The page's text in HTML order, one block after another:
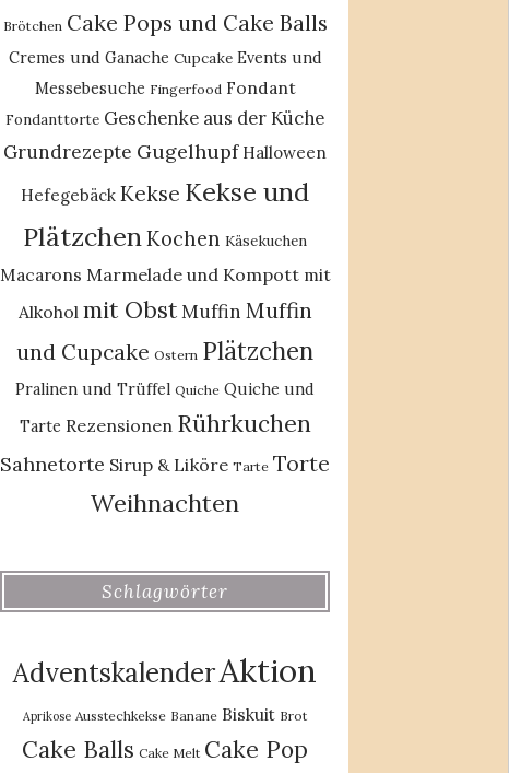
Brötchen Cake Pops und Cake Balls
Cremes und Ganache Cupcake Events und
Messebesuche Fingerfood Fondant
Fondanttorte Geschenke aus der Küche
Grundrezepte Gugelhupf Halloween
Hefegebäck Kekse Kekse und
PlätzchenKochen Käsekuchen
Macarons Marmelade und Kompott mit
Alkohol mit Obst Muffin Muffin
und Cupcake Ostern Plätzchen
Pralinen und Trüffel Quiche Quiche und
Tarte Rezensionen Rührkuchen
Sahnetorte Sirup & Liköre Tarte Torte
Weihnachten
Schlagwörter
AdventskalenderAktion
Aprikose Ausstechkekse Banane Biskuit Brot
Cake Balls Cake Melt Cake Pop